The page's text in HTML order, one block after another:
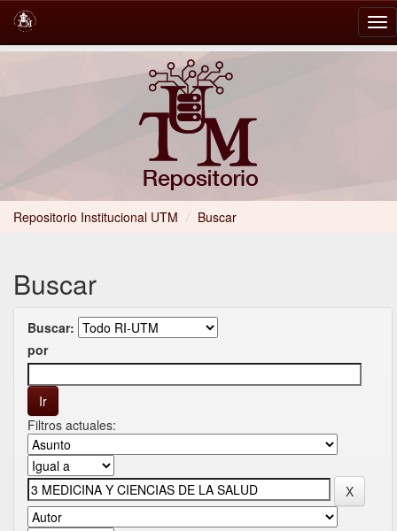
Repositorio Institucional UTM / Buscar
Buscar
Buscar:
por
Filtros actuales: